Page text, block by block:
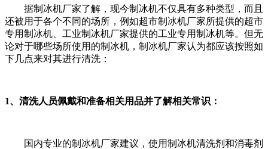
据制冰机厂家了解，现今制冰机不仅具有多种类型，而且
还被用于各个不同的场所，例如超市制冰机厂家所提供的超市
专用制冰机、工业制冰机厂家提供的工业专用制冰机等。但无
论对于哪些场所使用的制冰机，制冰机厂家认为都应该按照如
下几点来对其进行清洗：
1、清洗人员佩戴和准备相关用品并了解相关常识：
国内专业的制冰机厂家建议，使用制冰机清洗剂和消毒剂